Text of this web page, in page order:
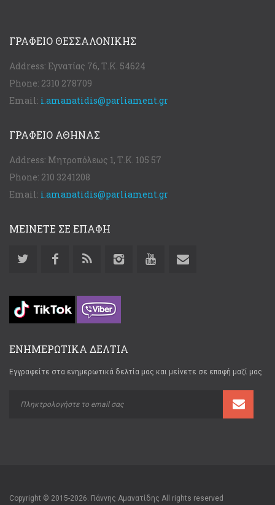
ΓΡΑΦΕΊΟ ΘΕΣΣΑΛΟΝΊΚΗΣ
Address: Εγνατίας 76, Τ.Κ. 54624
Phone: 2310 278709
Email: i.amanatidis@parliament.gr
ΓΡΑΦΕΊΟ ΑΘΉΝΑΣ
Address: Μητροπόλεως 1, Τ.Κ. 105 57
Phone: 210 3241208
Email: i.amanatidis@parliament.gr
ΜΕΙΝΕΤΕ ΣΕ ΕΠΑΦΗ
ΕΝΗΜΕΡΩΤΙΚΑ ΔΕΛΤΙΑ
Εγγραφείτε στα ενημερωτικά δελτία μας και μείνετε σε επαφή μαζί μας
Copyright © 2015-2026. Γιάννης Αμανατίδης All rights reserved